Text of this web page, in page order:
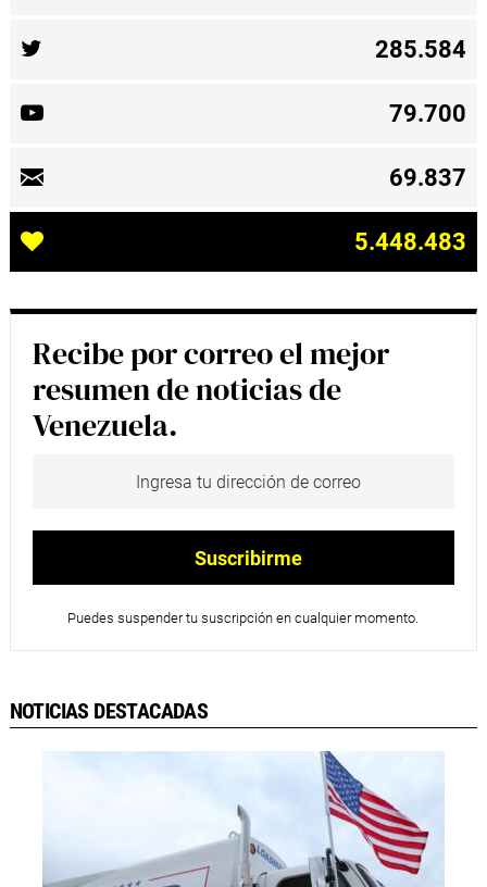
285.584
79.700
69.837
5.448.483
Recibe por correo el mejor
resumen de noticias de
Venezuela.
Puedes suspender tu suscripción en cualquier momento.
NOTICIAS DESTACADAS